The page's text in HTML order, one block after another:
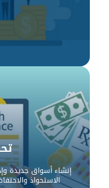
إنشاء أسواق جديدة
الاستحواذ